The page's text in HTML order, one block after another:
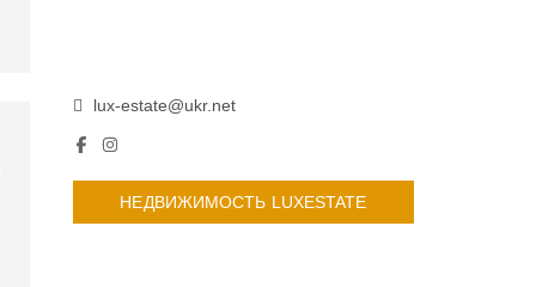
lux-estate@ukr.net
НЕДВИЖИМОСТЬ LUXESTATE